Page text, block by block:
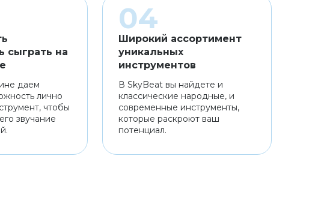
сыграть на
даем
лично
чтобы
звучание
Широкий ассортимент
уникальных
инструментов
В SkyBeat вы найдете и
классические народные, и
современные инструменты,
которые раскроют ваш
потенциал.